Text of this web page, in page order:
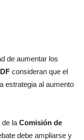
de aumentar los
consideran que el
estrategia al aumento
de la Comisión de
debe ampliarse y